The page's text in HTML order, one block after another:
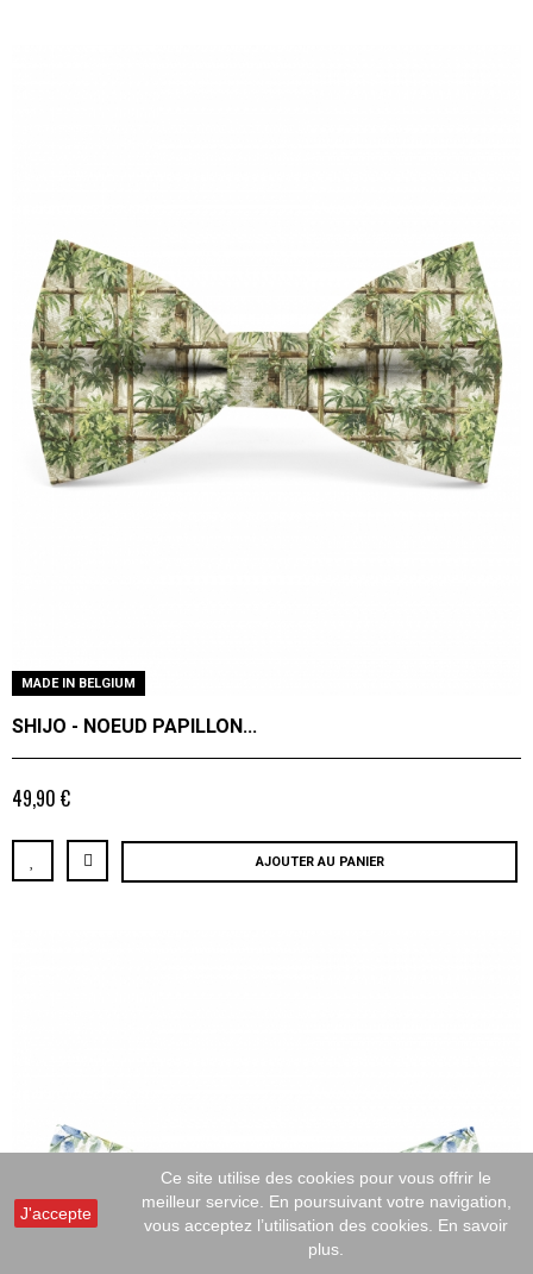
MADE IN BELGIUM
SHIJO - NOEUD PAPILLON...
49,90 €
AJOUTER AU PANIER
J'accepte
Ce site utilise des cookies pour vous offrir le
meilleur service. En poursuivant votre navigation,
vous acceptez l’utilisation des cookies. En savoir
plus.